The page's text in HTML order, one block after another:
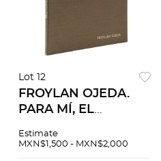
Lot 12
FROYLAN OJEDA.
PARA MÍ, EL
Firmado por el
Estimate
MXN$1,500 - MXN$2,000